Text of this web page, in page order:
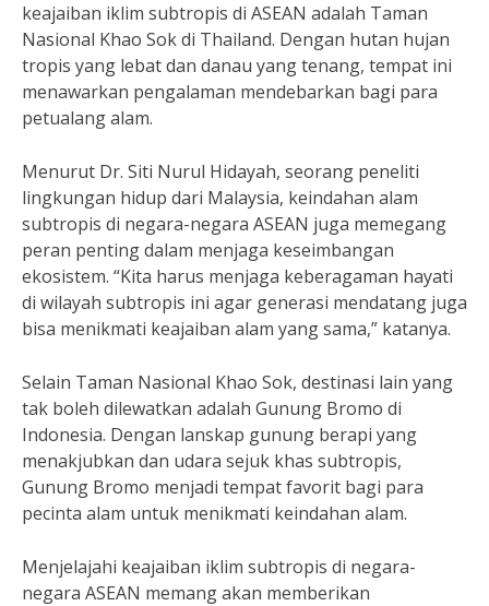
keajaiban iklim subtropis di ASEAN adalah Taman
Nasional Khao Sok di Thailand. Dengan hutan hujan
tropis yang lebat dan danau yang tenang, tempat ini
menawarkan pengalaman mendebarkan bagi para
petualang alam.
Menurut Dr. Siti Nurul Hidayah, seorang peneliti
lingkungan hidup dari Malaysia, keindahan alam
subtropis di negara-negara ASEAN juga memegang
peran penting dalam menjaga keseimbangan
ekosistem. “Kita harus menjaga keberagaman hayati
di wilayah subtropis ini agar generasi mendatang juga
bisa menikmati keajaiban alam yang sama,” katanya.
Selain Taman Nasional Khao Sok, destinasi lain yang
tak boleh dilewatkan adalah Gunung Bromo di
Indonesia. Dengan lanskap gunung berapi yang
menakjubkan dan udara sejuk khas subtropis,
Gunung Bromo menjadi tempat favorit bagi para
pecinta alam untuk menikmati keindahan alam.
Menjelajahi keajaiban iklim subtropis di negara-
negara ASEAN memang akan memberikan